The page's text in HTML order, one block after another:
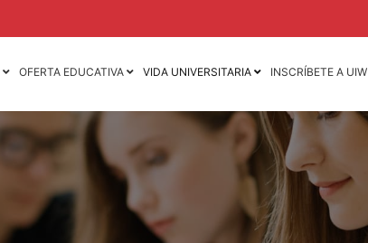
OFERTA EDUCATIVA
Licenciatura en
Contaduría Pública y
Finanzas
Licenciatura en Derecho
Licenciatura en
Administración de
Licenciatura en
Mercadotecnia
Licenciatura en
Animación 3D y Diseño
de Videojuegos
Licenciatura en Diseño y
Mercadotecnia de la
VIDA UNIVERSITARIA INSCRÍBETE A UIW